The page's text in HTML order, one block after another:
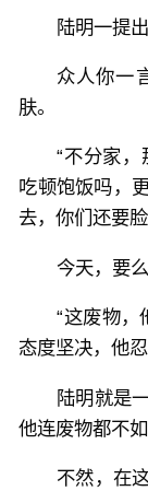
陆明一提
众人你一
肤。
“不分家
吃顿饱饭吗，
去，你们还要
今天，要
“这废物，
态度坚决，他忍
陆明就是
他连废物都不如
不然，在